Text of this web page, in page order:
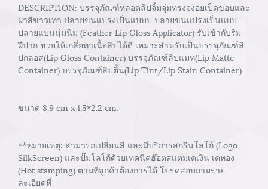
DESCRIPTION: บรรจุภัณฑ์หลอดลิปจิ้มจุ่มทรงจงอยเป็ดขอบและ
ฝาสีขาวเทา ปลายขนแปรงเป็นแบบป ปลายขนแปรงเป็นแบบ
ปลายแบนนุ่มนิม (Feather Lip Gloss Applicator) รับเข้ากับริม
ฝีปาก ช่วยให้เกลี่ยทาเนื้อลิปได้ดี เหมาะสำหรับเป็นบรรจุภัณฑ์ลิ
ปกลอส(Lip Gloss Container) บรรจุภัณฑ์ลิปแมท(Lip Matte
Container) บรรจุภัณฑ์ลิปติ้น(Lip Tint/Lip Stain Container)
ขนาด 8.9 cm x 1.5*2.2 cm.
**หมายเหตุ: สามารถเปลี่ยนสี และมีบริการสกรีนโลโก้ (Logo
SilkScreen) และปั๊มโลโก้ด้วยเทคนิคฮ๊อตสแตมเคเงิน เคทอง
(Hot stamping) ตามที่ลูกค้าต้องการได้ โปรดสอบถามราย
ละเอียดที่